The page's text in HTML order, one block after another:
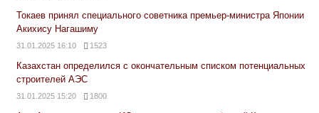
Токаев принял специального советника премьер-министра Японии
Акихису Нагашиму
31.01.2025 16:10 1523
Казахстан определился с окончательным списком потенциальных
строителей АЭС
31.01.2025 15:20 1800